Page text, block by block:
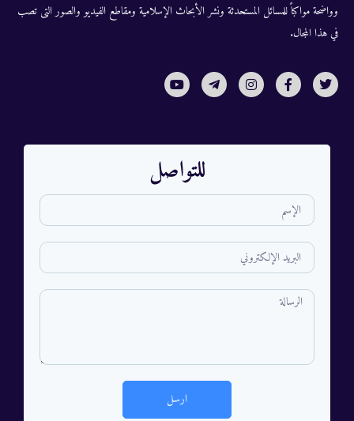
وواضحة مواكباً للمسائل المستحدثة ونشر الأبحاث الإسلامية ومقاطع الفيديو والصور التى تصب
في هذا المجال.
للتواصل
ارسل